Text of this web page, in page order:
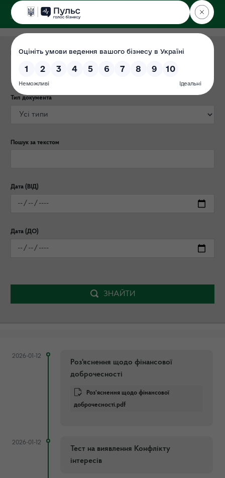
ДЕРЖЕКОІНСПЕКЦІЯ
Категорія публікації
Тип документа
Пошук за текстом
Дата (ВІД)
Дата (ДО)
ЗНАЙТИ
2026-01-12
Роз'яснення щодо фінансової
доброчесності
Роз'яснення щодо фінансової
доброчесності.pdf
2026-01-12
Тест на виявлення Конфлікту
інтересів